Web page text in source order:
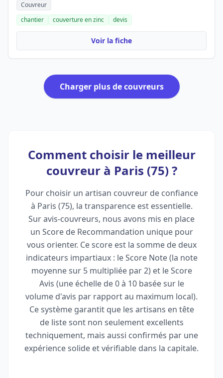
Couvreur
chantier
couverture en zinc devis
Voir la fiche
Charger plus de couvreurs
Comment choisir le meilleur
couvreur à Paris (75) ?
Pour choisir un artisan couvreur de confiance
à Paris (75), la transparence est essentielle.
Sur avis-couvreurs, nous avons mis en place
un Score de Recommandation unique pour
vous orienter. Ce score est la somme de deux
indicateurs impartiaux : le Score Note (la note
moyenne sur 5 multipliée par 2) et le Score
Avis (une échelle de 0 à 10 basée sur le
volume d'avis par rapport au maximum local).
Ce système garantit que les artisans en tête
de liste sont non seulement excellents
techniquement, mais aussi confirmés par une
expérience solide et vérifiable dans la capitale.